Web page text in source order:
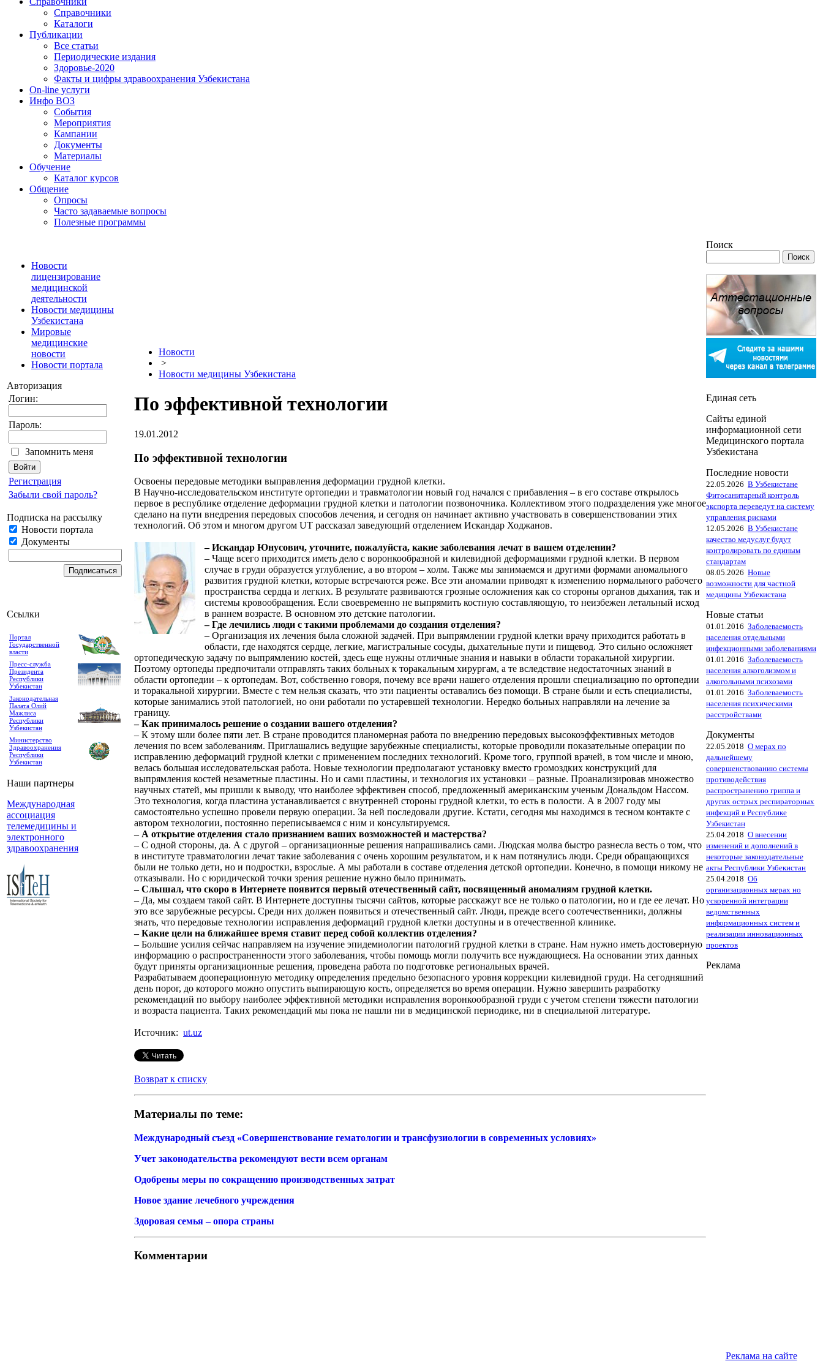
Справочники
Каталоги
Публикации
Все статьи
Периодические издания
Здоровье-2020
Факты и цифры здравоохранения Узбекистана
On-line услуги
Инфо ВОЗ
События
Мероприятия
Кампании
Документы
Материалы
Обучение
Каталог курсов
Общение
Опросы
Часто задаваемые вопросы
Полезные программы
Новости
лицензирование
медицинской
деятельности
Новости медицины
Узбекистана
Мировые
медицинские
новости
Новости портала
Авторизация
Логин:
Пароль:
Запомнить меня
Регистрация
Забыли свой пароль?
Подписка на рассылку
Новости портала
Документы
Ссылки
Портал
Государственной
власти
Пресс-служба
Президента
Республики
Узбекистан
Законодательная
Палата Олий
Мажлиса
Республики
Узбекистан
Министерство
Здравоохранения
Республики
Узбекистан
Наши партнеры
Международная
ассоциация
телемедицины и
электронного
здравоохранения
Новости
>
Новости медицины Узбекистана
По эффективной технологии
19.01.2012
По эффективной технологии
Освоены передовые методики выправления деформации грудной клетки.
В Научно-исследовательском институте ортопедии и травматологии новый год начался с прибавления – в его составе открылось
первое в республике отделение деформации грудной клетки и патологии позвоночника. Коллективом этого подразделения уже многое
сделано на пути внедрения передовых способов лечения, и сегодня он начинает активно участвовать в совершенствовании этих
технологий. Об этом и многом другом UT рассказал заведующий отделением Искандар Ходжанов.
– Искандар Юнусович, уточните, пожалуйста, какие заболевания лечат в вашем отделении?
– Чаще всего приходится иметь дело с воронкообразной и килевидной деформациями грудной клетки. В первом
случае в груди образуется углубление, а во втором – холм. Также мы занимаемся и другими формами аномального
развития грудной клетки, которые встречаются реже. Все эти аномалии приводят к изменению нормального рабочего
пространства сердца и легких. В результате развиваются грозные осложнения как со стороны органов дыхания, так и
системы кровообращения. Если своевременно не выпрямить костную составляющую, то неизбежен летальный исход
в раннем возрасте. В основном это детские патологии.
– Где лечились люди с такими проблемами до создания отделения?
– Организация их лечения была сложной задачей. При выпрямлении грудной клетки врачу приходится работать в
области, где находятся сердце, легкие, магистральные сосуды, дыхательные пути и пищевод. Это сильно осложняет
ортопедическую задачу по выпрямлению костей, здесь еще нужны отличные знания и навыки в области торакальной хирургии.
Поэтому ортопеды предпочитали отправлять таких больных к торакальным хирургам, а те вследствие недостаточных знаний в
области ортопедии – к ортопедам. Вот, собственно говоря, почему все врачи нашего отделения прошли специализацию по ортопедии
и торакальной хирургии. Вместе с тем нельзя сказать, что эти пациенты оставались без помощи. В стране были и есть специалисты,
которые занимались этой патологией, но они работали по устаревшей технологии. Нередко больных направляли на лечение за
границу.
– Как принималось решение о создании вашего отделения?
– К этому шли более пяти лет. В стране проводится планомерная работа по внедрению передовых высокоэффективных методов
лечения по всем заболеваниям. Приглашались ведущие зарубежные специалисты, которые проводили показательные операции по
исправлению деформаций грудной клетки с применением последних технологий. Кроме того, группой врачей, в том числе и мною,
велась большая исследовательская работа. Новые технологии предполагают установку вместо громоздких конструкций для
выпрямления костей незаметные пластины. Но и сами пластины, и технология их установки – разные. Проанализировав множество
научных статей, мы пришли к выводу, что наиболее эффективен способ, предложенный американским ученым Дональдом Нассом.
Это технология, когда пластина устанавливается с внутренней стороны грудной клетки, то есть в полости. А в 2007 году мы
самостоятельно успешно провели первую операции. За ней последовали другие. Кстати, сегодня мы находимся в тесном контакте с
автором технологии, постоянно переписываемся с ним и консультируемся.
– А открытие отделения стало признанием ваших возможностей и мастерства?
– С одной стороны, да. А с другой – организационные решения напрашивались сами. Людская молва быстро разнесла весть о том, что
в институте травматологии лечат такие заболевания с очень хорошим результатом, и к нам потянулись люди. Среди обращающихся
были не только дети, но и подростки, взрослые. А мы работали в составе отделения детской ортопедии. Конечно, в помощи никому не
отказывали. Но с юридической точки зрения решение нужно было принимать.
– Слышал, что скоро в Интернете появится первый отечественный сайт, посвященный аномалиям грудной клетки.
– Да, мы создаем такой сайт. В Интернете доступны тысячи сайтов, которые расскажут все не только о патологии, но и где ее лечат. Но
это все зарубежные ресурсы. Среди них должен появиться и отечественный сайт. Люди, прежде всего соотечественники, должны
знать, что передовые технологии исправления деформаций грудной клетки доступны и в отечественной клинике.
– Какие цели на ближайшее время ставит перед собой коллектив отделения?
– Большие усилия сейчас направляем на изучение эпидемиологии патологий грудной клетки в стране. Нам нужно иметь достоверную
информацию о распространенности этого заболевания, чтобы помощь могли получить все нуждающиеся. На основании этих данных
будут приняты организационные решения, проведена работа по подготовке региональных врачей.
Разрабатываем дооперационную методику определения предельно безопасного уровня коррекции килевидной груди. На сегодняшний
день порог, до которого можно опустить выпирающую кость, определяется во время операции. Нужно завершить разработку
рекомендаций по выбору наиболее эффективной методики исправления воронкообразной груди с учетом степени тяжести патологии
и возраста пациента. Таких рекомендаций мы пока не нашли ни в медицинской периодике, ни в специальной литературе.
Источник: ut.uz
Возврат к списку
Материалы по теме:
Международный съезд «Совершенствование гематологии и трансфузиологии в современных условиях»
Учет законодательства рекомендуют вести всем органам
Одобрены меры по сокращению производственных затрат
Новое здание лечебного учреждения
Здоровая семья – опора страны
Комментарии
Поиск
Единая сеть
Сайты единой
информационной сети
Медицинского портала
Узбекистана
Последние новости
22.05.2026 В Узбекистане
Фитосанитарный контроль
экспорта переведут на систему
управления рисками
12.05.2026 В Узбекистане
качество медуслуг будут
контролировать по единым
стандартам
08.05.2026 Новые
возможности для частной
медицины Узбекистана
Новые статьи
01.01.2016 Заболеваемость
населения отдельными
инфекционными заболеваниями
01.01.2016 Заболеваемость
населения алкоголизмом и
алкогольными психозами
01.01.2016 Заболеваемость
населения психическими
расстройствами
Документы
22.05.2018 О мерах по
дальнейшему
совершенствованию системы
противодействия
распространению гриппа и
других острых респираторных
инфекций в Республике
Узбекистан
25.04.2018 О внесении
изменений и дополнений в
некоторые законодательные
акты Республики Узбекистан
25.04.2018 Об
организационных мерах но
ускоренной интеграции
ведомственных
информационных систем и
реализации инновационных
проектов
Реклама
Реклама на сайте